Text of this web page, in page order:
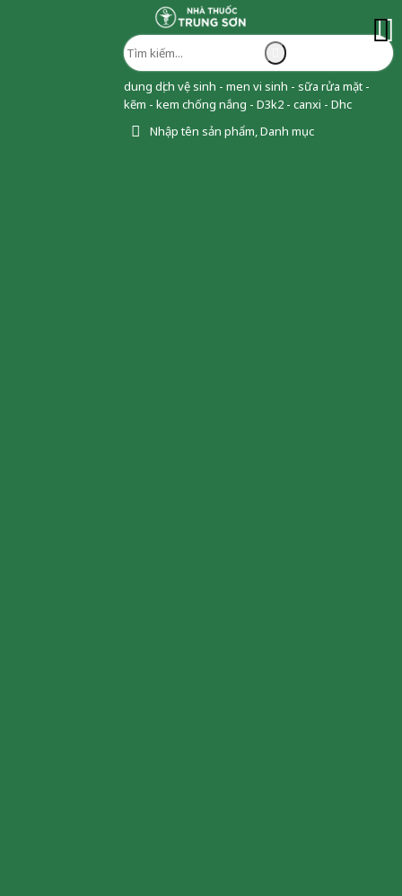
dung dịch vệ sinh - men vi sinh - sữa rửa mặt -
kẽm - kem chống nắng - D3k2 - canxi - Dhc
Nhập tên sản phẩm, Danh mục